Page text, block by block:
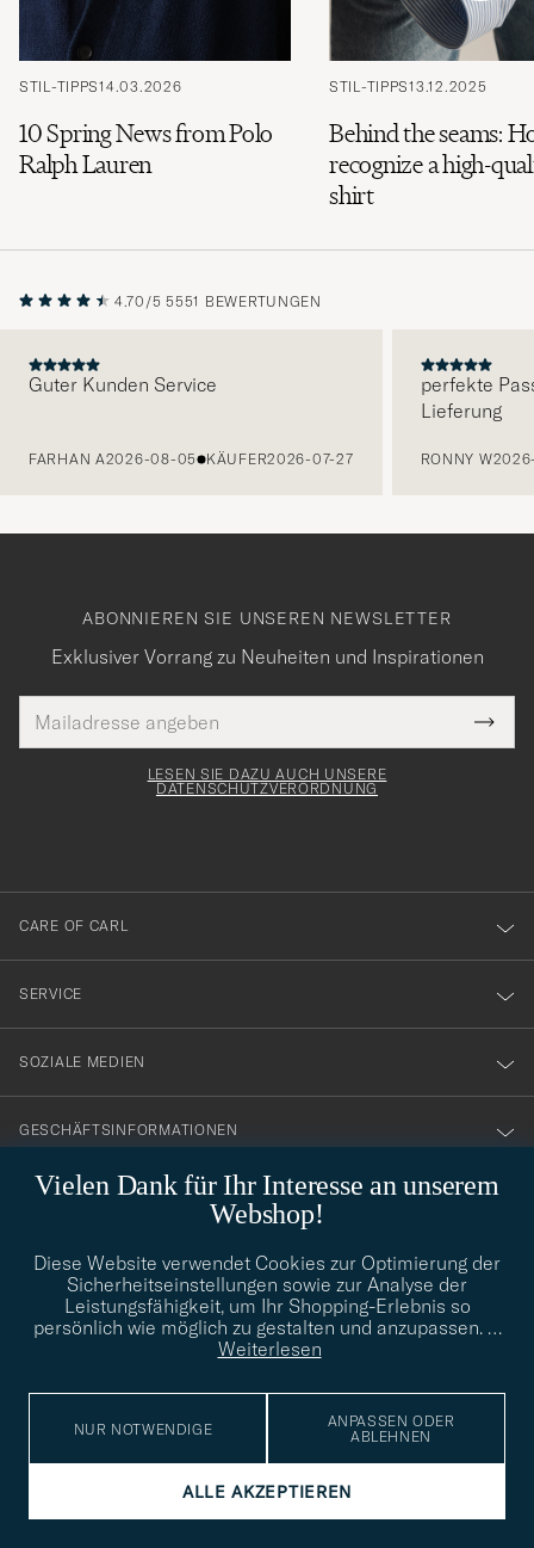
STIL-TIPPS14.03.2026
10 Spring News from Polo
Ralph Lauren
STIL-TIPPS13.12.2025
Behind the seams:
recognize a high-
shirt
4.70/5 5551 BEWERTUNGEN
Guter Kunden Service
FARHAN A2026-08-05 KÄUFER2026-07-27
perfekte
Lieferung
RONNY W
Vielen Dank für Ihr Interesse an unserem
Webshop!
Diese Website verwendet Cookies zur Optimierung der
Sicherheitseinstellungen sowie zur Analyse der
Leistungsfähigkeit, um Ihr Shopping-Erlebnis so
persönlich wie möglich zu gestalten und anzupassen. …
Weiterlesen
NUR NOTWENDIGE
ANPASSEN ODER
ABLEHNEN
ALLE AKZEPTIEREN
ABONNIEREN SIE UNSEREN NEWSLETTER
Exklusiver Vorrang zu Neuheiten und Inspirationen
Mail
Adresse
Tack
för
dig
till
vårt
nyhetsbrev!
LESEN SIE DAZU AUCH UNSERE
DATENSCHUTZVERORDNUNG
CARE OF CARL
SERVICE
SOZIALE MEDIEN
GESCHÄFTSINFORMATIONEN
info@careofcarl.de
Benötigen Sie Hilfe bei der Suche nach Ihrem persönlichen Stil?
Wenden Sie sich an uns, wir helfen Ihnen gerne weiter!
STILBERATUNG